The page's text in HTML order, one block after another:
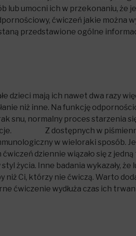
lub umocni ich w przekonaniu, że
ćwiczeń jakie można
przedstawione ogólne
dzieci mają ich nawet dwa razy
niż inne. Na funk­cję
snu, nor­malny pro­ces sta­rze­nia
Z dostępnych w
w wieloraki sposób.
dzien­nie wią­zało się z
życia. Inne bada­nia wyka­zały, że
Ci, któ­rzy nie ćwi­czą. Warto
ćwiczenie wydłuża czas ich